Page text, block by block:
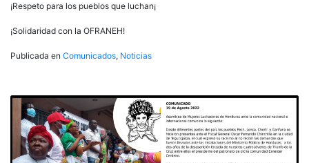
¡Respeto para los pueblos que luchan¡
¡Solidaridad con la OFRANEH!
Publicada en Comunicados, Noticias